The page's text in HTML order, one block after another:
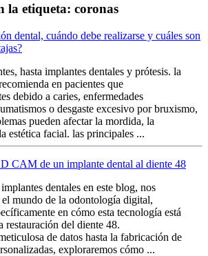
la etiqueta: coronas
dental, cuándo debe realizarse y cuáles son
hasta implantes dentales y prótesis. la
en pacientes que
debido a caries, enfermedades
o desgaste excesivo por bruxismo,
pueden afectar la mordida, la
estética facial. las principales ...
CAM de un implante dental al diente 48
dentales en este blog, nos
el mundo de la odontología digital,
en cómo esta tecnología está
restauración del diente 48.
de datos hasta la fabricación de
exploraremos cómo ...